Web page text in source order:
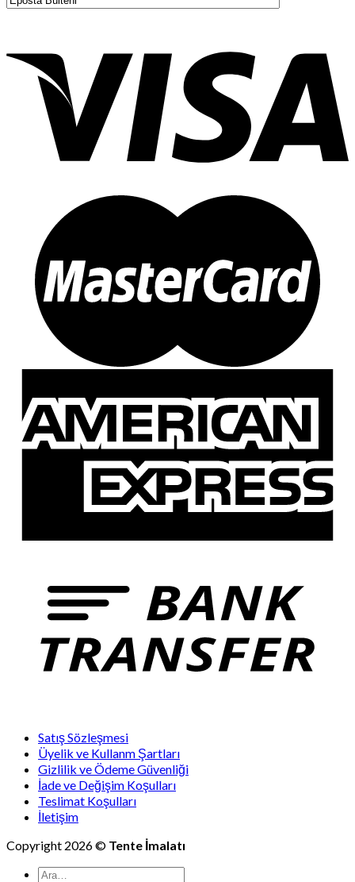
Satış Sözleşmesi
Üyelik ve Kullanm Şartları
Gizlilik ve Ödeme Güvenliği
İade ve Değişim Koşulları
Teslimat Koşulları
İletişim
Copyright 2026 © Tente İmalatı
Ara: